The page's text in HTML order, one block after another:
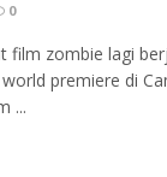
0
zombie lagi
premiere di
...